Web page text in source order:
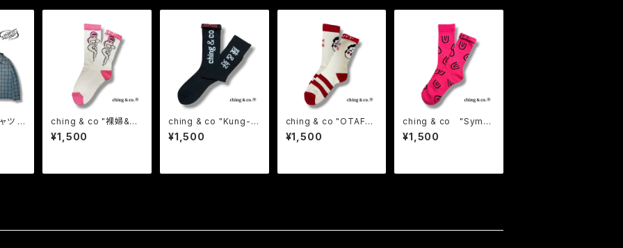
ツ シ
ching & co "裸婦&TO
UGH -white- " Sock
s チンアンドコー
¥1,500
ching & co "Kung-F
u -black-" Socks チ
ンアンドコー
¥1,500
ching & co "OTAFU
KU -white- " Socks
チンアンドコー お多福
¥1,500
ching & co "Symb
ol a lot -pink-" Soc
ks チンアンドコー
¥1,500